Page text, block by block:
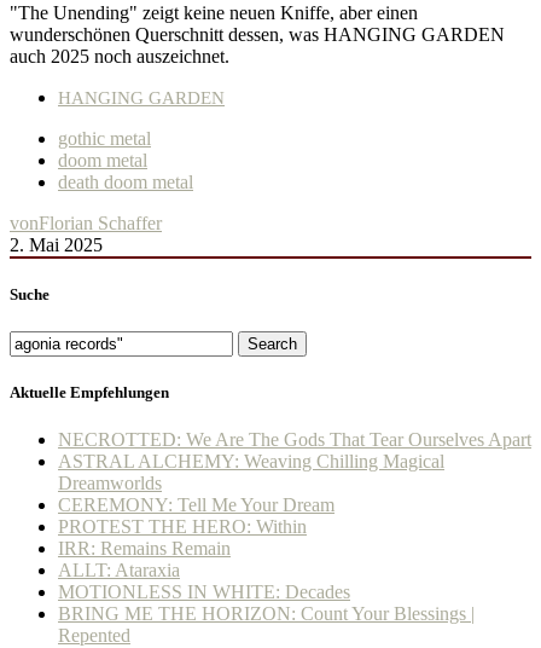
"The Unending" zeigt keine neuen Kniffe, aber einen
wunderschönen Querschnitt dessen, was HANGING GARDEN
auch 2025 noch auszeichnet.
HANGING GARDEN
gothic metal
doom metal
death doom metal
vonFlorian Schaffer
2. Mai 2025
Suche
Search
Aktuelle Empfehlungen
NECROTTED: We Are The Gods That Tear Ourselves Apart
ASTRAL ALCHEMY: Weaving Chilling Magical
Dreamworlds
CEREMONY: Tell Me Your Dream
PROTEST THE HERO: Within
IRR: Remains Remain
ALLT: Ataraxia
MOTIONLESS IN WHITE: Decades
BRING ME THE HORIZON: Count Your Blessings |
Repented